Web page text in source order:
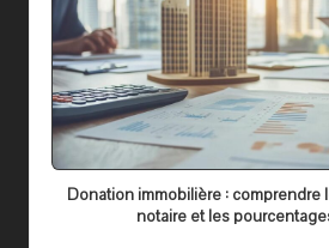
Donation immobilière : comprendre
notaire et les